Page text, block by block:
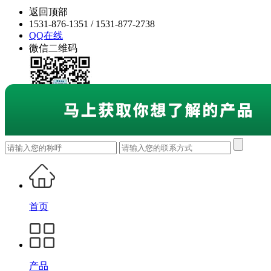
返回顶部
1531-876-1351 / 1531-877-2738
QQ在线
微信二维码
首页
产品